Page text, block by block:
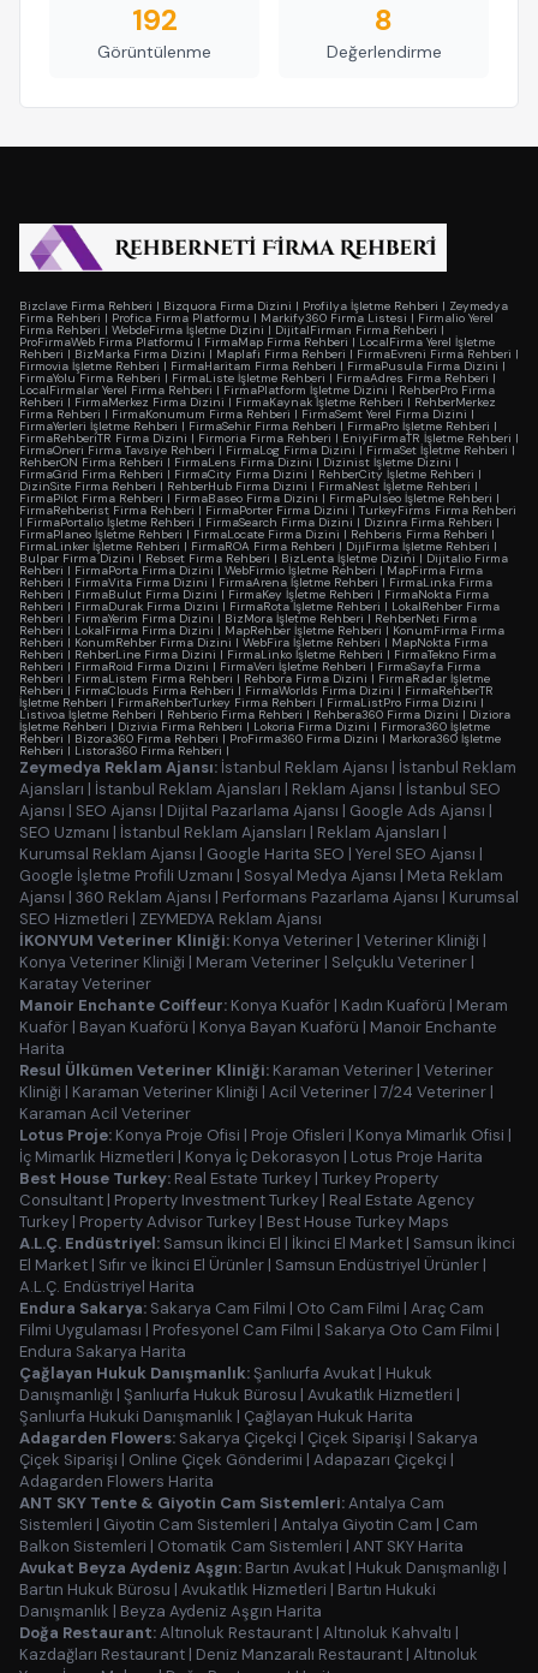
192
Görüntülenme
8
Değerlendirme
Bizclave Firma Rehberi | Bizquora Firma Dizini | Profilya İşletme Rehberi | Zeymedya
Firma Rehberi | Profica Firma Platformu | Markify360 Firma Listesi | Firmalio Yerel
Firma Rehberi | WebdeFirma İşletme Dizini | DijitalFirman Firma Rehberi |
ProFirmaWeb Firma Platformu | FirmaMap Firma Rehberi | LocalFirma Yerel İşletme
Rehberi | BizMarka Firma Dizini | Maplafi Firma Rehberi | FirmaEvreni Firma Rehberi |
Firmovia İşletme Rehberi | FirmaHaritam Firma Rehberi | FirmaPusula Firma Dizini |
FirmaYolu Firma Rehberi | FirmaListe İşletme Rehberi | FirmaAdres Firma Rehberi |
LocalFirmalar Yerel Firma Rehberi | FirmaPlatform İşletme Dizini | RehberPro Firma
Rehberi | FirmaMerkez Firma Dizini | FirmaKaynak İşletme Rehberi | RehberMerkez
Firma Rehberi | FirmaKonumum Firma Rehberi | FirmaSemt Yerel Firma Dizini |
FirmaYerleri İşletme Rehberi | FirmaSehir Firma Rehberi | FirmaPro İşletme Rehberi |
FirmaRehberiTR Firma Dizini | Firmoria Firma Rehberi | EniyiFirmaTR İşletme Rehberi |
FirmaOneri Firma Tavsiye Rehberi | FirmaLog Firma Dizini | FirmaSet İşletme Rehberi |
RehberON Firma Rehberi | FirmaLens Firma Dizini | Dizinist İşletme Dizini |
FirmaGrid Firma Rehberi | FirmaCity Firma Dizini | RehberCity İşletme Rehberi |
DizinSite Firma Rehberi | RehberHub Firma Dizini | FirmaNest İşletme Rehberi |
FirmaPilot Firma Rehberi | FirmaBaseo Firma Dizini | FirmaPulseo İşletme Rehberi |
FirmaRehberist Firma Rehberi | FirmaPorter Firma Dizini | TurkeyFirms Firma Rehberi
| FirmaPortalio İşletme Rehberi | FirmaSearch Firma Dizini | Dizinra Firma Rehberi |
FirmaPlaneo İşletme Rehberi | FirmaLocate Firma Dizini | Rehberis Firma Rehberi |
FirmaLinker İşletme Rehberi | FirmaROA Firma Rehberi | DijiFirma İşletme Rehberi |
Bulpar Firma Dizini | Rebset Firma Rehberi | BizLenta İşletme Dizini | Dijitalio Firma
Rehberi | FirmaPorta Firma Dizini | WebFirmio İşletme Rehberi | MapFirma Firma
Rehberi | FirmaVita Firma Dizini | FirmaArena İşletme Rehberi | FirmaLinka Firma
Rehberi | FirmaBulut Firma Dizini | FirmaKey İşletme Rehberi | FirmaNokta Firma
Rehberi | FirmaDurak Firma Dizini | FirmaRota İşletme Rehberi | LokalRehber Firma
Rehberi | FirmaYerim Firma Dizini | BizMora İşletme Rehberi | RehberNeti Firma
Rehberi | LokalFirma Firma Dizini | MapRehber İşletme Rehberi | KonumFirma Firma
Rehberi | KonumRehber Firma Dizini | WebFira İşletme Rehberi | MapNokta Firma
Rehberi | RehberLine Firma Dizini | FirmaLinko İşletme Rehberi | FirmaTekno Firma
Rehberi | FirmaRoid Firma Dizini | FirmaVeri İşletme Rehberi | FirmaSayfa Firma
Rehberi | FirmaListem Firma Rehberi | Rehbora Firma Dizini | FirmaRadar İşletme
Rehberi | FirmaClouds Firma Rehberi | FirmaWorlds Firma Dizini | FirmaRehberTR
İşletme Rehberi | FirmaRehberTurkey Firma Rehberi | FirmaListPro Firma Dizini |
Listivoa İşletme Rehberi | Rehberio Firma Rehberi | Rehbera360 Firma Dizini | Diziora
İşletme Rehberi | Dizivia Firma Rehberi | Lokoria Firma Dizini | Firmora360 İşletme
Rehberi | Bizora360 Firma Rehberi | ProFirma360 Firma Dizini | Markora360 İşletme
Rehberi | Listora360 Firma Rehberi |
Zeymedya Reklam Ajansı: İstanbul Reklam Ajansı | İstanbul Reklam
Ajansları | İstanbul Reklam Ajansları | Reklam Ajansı | İstanbul SEO
Ajansı | SEO Ajansı | Dijital Pazarlama Ajansı | Google Ads Ajansı |
SEO Uzmanı | İstanbul Reklam Ajansları | Reklam Ajansları |
Kurumsal Reklam Ajansı | Google Harita SEO | Yerel SEO Ajansı |
Google İşletme Profili Uzmanı | Sosyal Medya Ajansı | Meta Reklam
Ajansı | 360 Reklam Ajansı | Performans Pazarlama Ajansı | Kurumsal
SEO Hizmetleri | ZEYMEDYA Reklam Ajansı
İKONYUM Veteriner Kliniği: Konya Veteriner | Veteriner Kliniği |
Konya Veteriner Kliniği | Meram Veteriner | Selçuklu Veteriner |
Karatay Veteriner
Manoir Enchante Coiffeur: Konya Kuaför | Kadın Kuaförü | Meram
Kuaför | Bayan Kuaförü | Konya Bayan Kuaförü | Manoir Enchante
Harita
Resul Ülkümen Veteriner Kliniği: Karaman Veteriner | Veteriner
Kliniği | Karaman Veteriner Kliniği | Acil Veteriner | 7/24 Veteriner |
Karaman Acil Veteriner
Lotus Proje: Konya Proje Ofisi | Proje Ofisleri | Konya Mimarlık Ofisi |
İç Mimarlık Hizmetleri | Konya İç Dekorasyon | Lotus Proje Harita
Best House Turkey: Real Estate Turkey | Turkey Property
Consultant | Property Investment Turkey | Real Estate Agency
Turkey | Property Advisor Turkey | Best House Turkey Maps
A.L.Ç. Endüstriyel: Samsun İkinci El | İkinci El Market | Samsun İkinci
El Market | Sıfır ve İkinci El Ürünler | Samsun Endüstriyel Ürünler |
A.L.Ç. Endüstriyel Harita
Endura Sakarya: Sakarya Cam Filmi | Oto Cam Filmi | Araç Cam
Filmi Uygulaması | Profesyonel Cam Filmi | Sakarya Oto Cam Filmi |
Endura Sakarya Harita
Çağlayan Hukuk Danışmanlık:Şanlıurfa Avukat | Hukuk
Danışmanlığı | Şanlıurfa Hukuk Bürosu | Avukatlık Hizmetleri |
Şanlıurfa Hukuki Danışmanlık | Çağlayan Hukuk Harita
Adagarden Flowers: Sakarya Çiçekçi | Çiçek Siparişi | Sakarya
Çiçek Siparişi | Online Çiçek Gönderimi | Adapazarı Çiçekçi |
Adagarden Flowers Harita
ANT SKY Tente & Giyotin Cam Sistemleri:Antalya Cam
Sistemleri | Giyotin Cam Sistemleri | Antalya Giyotin Cam | Cam
Balkon Sistemleri | Otomatik Cam Sistemleri | ANT SKY Harita
Avukat Beyza Aydeniz Aşgın: Bartın Avukat | Hukuk Danışmanlığı |
Bartın Hukuk Bürosu | Avukatlık Hizmetleri | Bartın Hukuki
Danışmanlık | Beyza Aydeniz Aşgın Harita
Doğa Restaurant:Altınoluk Restaurant | Altınoluk Kahvaltı |
Kazdağları Restaurant | Deniz Manzaralı Restaurant | Altınoluk